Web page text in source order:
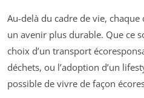
Au-delà du cadre de vie,
un avenir plus durable. Que ce
choix d’un transport
déchets, ou l’adoption d’un
possible de vivre de façon